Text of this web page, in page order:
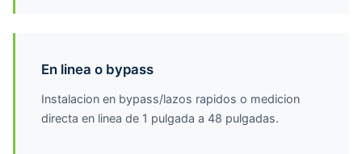
En linea o bypass
Instalacion en bypass/lazos rapidos o medicion
directa en linea de 1 pulgada a 48 pulgadas.